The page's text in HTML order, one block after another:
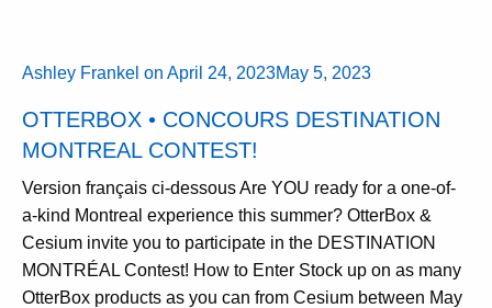
Ashley Frankel on April 24, 2023May 5, 2023
OTTERBOX • CONCOURS DESTINATION
MONTREAL CONTEST!
Version français ci-dessous Are YOU ready for a one-of-
a-kind Montreal experience this summer? OtterBox &
Cesium invite you to participate in the DESTINATION
MONTRÉAL Contest! How to Enter Stock up on as many
OtterBox products as you can from Cesium between May